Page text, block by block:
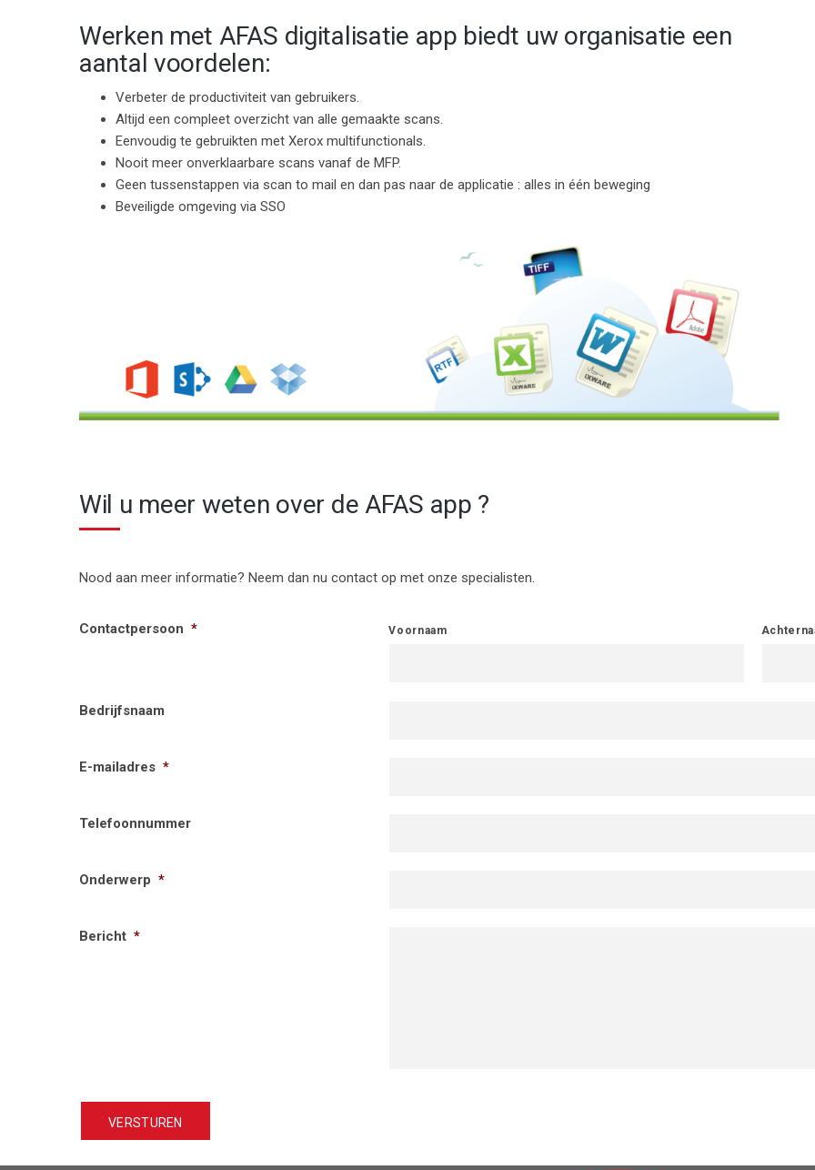
Werken met AFAS digitalisatie app biedt uw organisatie een
aantal voordelen:
Verbeter de productiviteit van gebruikers.
Altijd een compleet overzicht van alle gemaakte scans.
Eenvoudig te gebruikten met Xerox multifunctionals.
Nooit meer onverklaarbare scans vanaf de MFP.
Geen tussenstappen via scan to mail en dan pas naar de applicatie : alles in één beweging
Beveiligde omgeving via SSO
Wil u meer weten over de AFAS app ?
Nood aan meer informatie? Neem dan nu contact op met onze specialisten.
Contactpersoon * Voornaam
Bedrijfsnaam
E-mailadres *
Telefoonnummer
Onderwerp *
Bericht *